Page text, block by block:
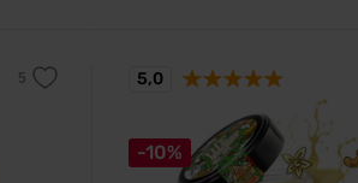
-10%
5,0